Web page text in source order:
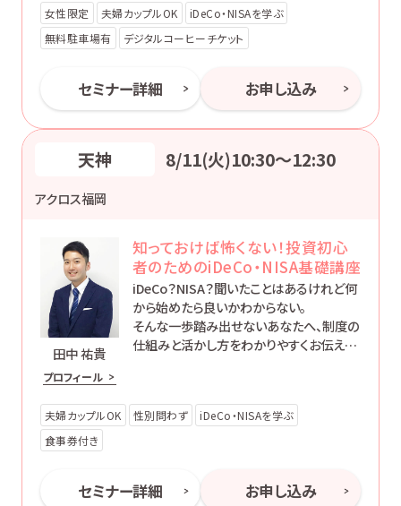
女性限定 夫婦カップルOK
iDeCo・NISAを学ぶ
無料駐車場有
デジタルコーヒーチケット
セミナー詳細 お申し込み
天神 8/11(火)10:30〜12:30
アクロス福岡
田中 祐貴
プロフィール
知っておけば怖くない！投資初心
者のためのiDeCo・NISA基礎講座
iDeCo？NISA？聞いたことはあるけれど何
から始めたら良いかわからない。
そんな一歩踏み出せないあなたへ、制度の
仕組みと活かし方をわかりやすくお伝えし
夫婦カップルOK 性別問わず
iDeCo・NISAを学ぶ
食事券付き
セミナー詳細 お申し込み